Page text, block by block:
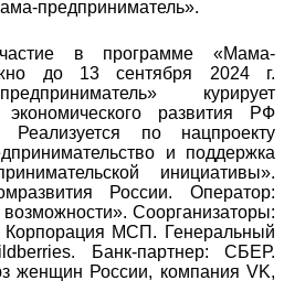
предприниматель».
в программе «Мама-
до 13 сентября 2024 г.
курирует
экономического развития РФ
по нацпроекту
и поддержка
инициативы».
России. Оператор:
Соорганизаторы:
МСП. Генеральный
Банк-партнер: СБЕР.
женщин России, компания VK,